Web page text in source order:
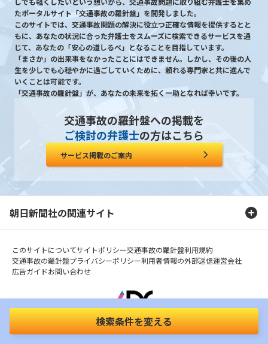
検索条件を変える
たポータルサイト「交通事故の羅針盤」を開発しました。
このサイトでは、交通事故問題の解決に役立つ正確な情報を提供するとと
もに、あなたの状況に合った弁護士をスムーズに検索できるサービスを通
じて、あなたの「安心の道しるべ」となることを目指しています。
「まさか」の出来事をなかったことにはできません。しかし、その後の人
生を少しでも心穏やかに過ごしていくために、頼れる専門家と共に進んで
いくことは可能です。
「交通事故の羅針盤」が、あなたの未来を拓く一助となれば幸いです。
交通事故の羅針盤への掲載を
ご検討の弁護士の方はこちら
サービス掲載のご案内
朝日新聞社の関連サイト
このサイトについてサイトポリシー交通事故の羅針盤利用規約
交通事故の羅針盤プライバシーポリシー利用者情報の外部送信運営会社
広告ガイドお問い合わせ